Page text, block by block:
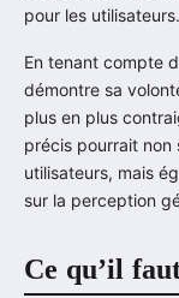
pour les utilisateurs.
En tenant compte
démontre sa
plus en plus
précis pourrait non
utilisateurs, mais
sur la perception
Ce qu’il